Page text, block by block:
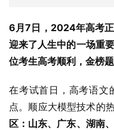
6月7日，2024年高考正
迎来了人生中的一场重
位考生高考顺利，金榜题
在考试首日，高考语文
点。顺应大模型技术的
区：山东、广东、湖南